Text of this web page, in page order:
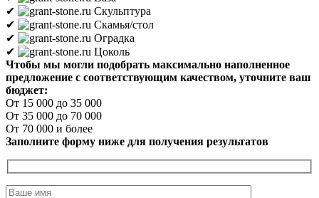
✔
Скульптура
✔
Скамья/стол
✔
Оградка
✔
Цоколь
Чтобы мы могли подобрать максимально наполненное
предложение с соответствующим качеством, уточните ваш
бюджет:
От 15 000 до 35 000
От 35 000 до 70 000
От 70 000 и более
Заполните форму ниже для получения результатов